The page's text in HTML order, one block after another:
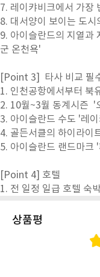
7. 레이캬비크에서 가장
8. 대서양이 보이는 도
9. 아이슬란드의 지열과
군 온천욕'
[Point 3] 타사 비교 필
1. 인천공항에서부터 북
2. 10월~3월 동계시즌 '
3. 아이슬란드 수도 '레
4. 골든서클의 하이라이
5. 아이슬란드 랜드마크
[Point 4] 호텔
1. 전 일정 일급 호텔 숙
상품평